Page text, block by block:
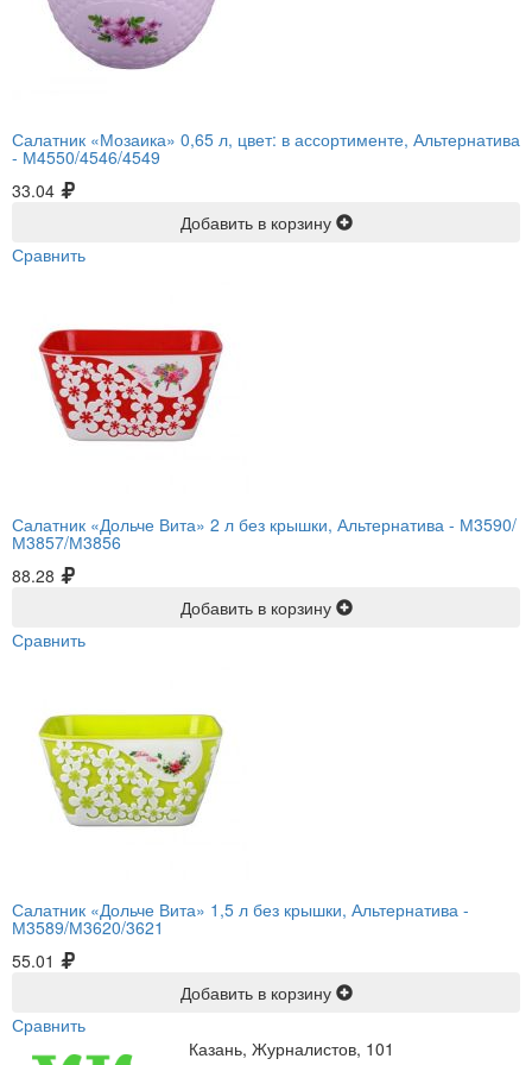
Салатник «Мозаика» 0,65 л, цвет: в ассортименте, Альтернатива
- М4550/4546/4549
33.04
Добавить в корзину
Сравнить
Салатник «Дольче Вита» 2 л без крышки, Альтернатива - М3590/
М3857/М3856
88.28
Добавить в корзину
Сравнить
Салатник «Дольче Вита» 1,5 л без крышки, Альтернатива -
М3589/М3620/3621
55.01
Добавить в корзину
Сравнить
Казань, Журналистов, 101